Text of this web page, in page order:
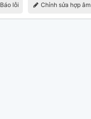
Báo lỗi Chỉnh sửa hợp âm